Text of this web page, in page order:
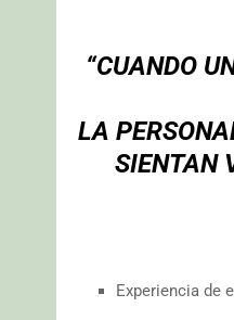
“CUANDO
LA
SIENTAN
Experiencia de